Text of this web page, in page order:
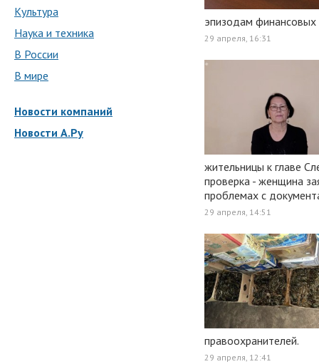
Культура
Наука и техника
В России
В мире
Новости компаний
Новости А.Ру
эпизодам финансовых
29 апреля, 16:31
жительницы к главе
проверка - женщина
проблемах с
29 апреля, 14:51
правоохранителей.
29 апреля, 12:41